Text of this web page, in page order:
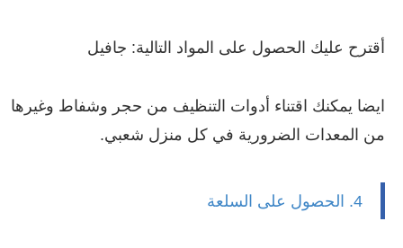
أقترح عليك الحصول على المواد التالية: جافيل
ايضا يمكنك اقتناء أدوات التنظيف من حجر وشفاط وغيرها
من المعدات الضرورية في كل منزل شعبي.
4. الحصول على السلعة